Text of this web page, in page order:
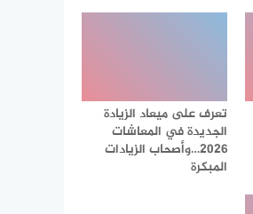
تعرف على ميعاد الزيادة
الجديدة في المعاشات
2026…وأصحاب الزيادات
المبكرة